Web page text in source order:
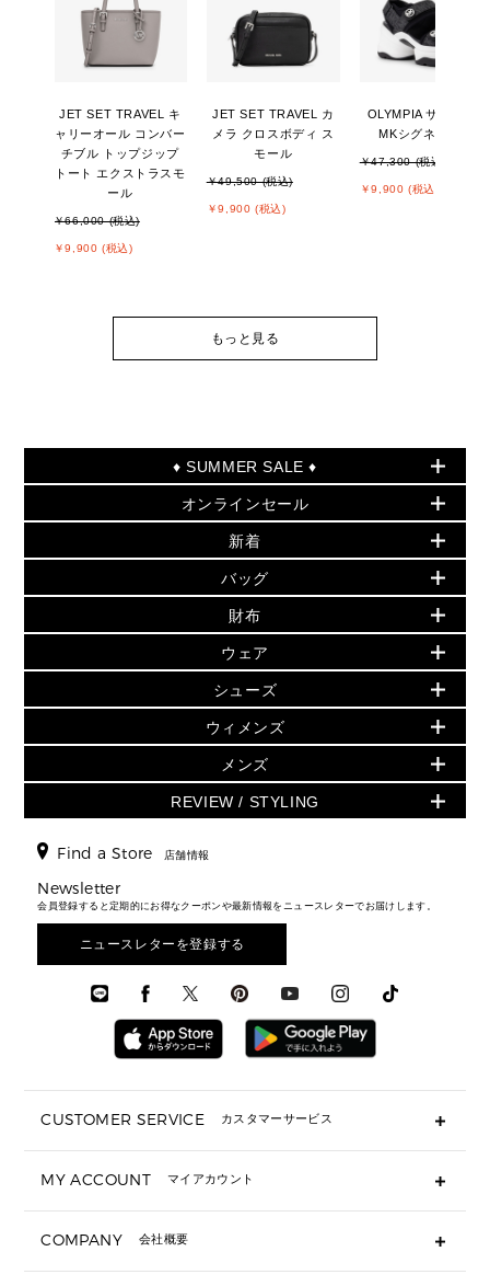
JET SET TRAVEL キ
ャリーオール コンバー
チブル トップジップ
トート エクストラスモ
ール
￥66,000 (税込)
￥9,900 (税込)
JET SET TRAVEL カ
メラ クロスボディ ス
モール
￥49,500 (税込)
￥9,900 (税込)
OLYMPIA サンダル -
MKシグネチャー
￥47,300 (税込)
￥9,900 (税込)
もっと見る
♦ SUMMER SALE ♦
セールおすすめアイテム
▶ ウィメンズ
バッグ
小物
シューズ・靴
ウェア
アクセサリー
時計
▶ メンズ
バッグ
ウェア
アクセサリー
オンラインセール
PRODUCT OF THE MONTH - 今月の特別価格
再値下げアイテム
追加アイテム
▶ ウィメンズすべて(ウェア・シューズ除く)
バッグ
財布・小物
ウェア
シューズ
時計・ジュエリー
アクセサリー
メンズ バッグ
メンズ 財布・小物
メンズ シューズ
メンズ ウェア
メンズ 時計・その他
新着
夏のスタイル
▶ すべて
▶ ウィメンズすべて
財布・小物
アクセサリー
フレグランス
シューズ
▶ メンズすべて
メンズ財布・小物
メンズアクセサリー
メンズウェア
バッグ
人気の定番アイテム
日本限定 - バッグ
▶ ウィメンズすべて
トートバッグ
ショルダーバッグ
クロスボディ・斜め掛け
トラベル
3 IN 1 / 2 IN 1 バッグ
▶ メンズすべて
財布
日本限定 - 財布・小物
▶ ウィメンズすべて
GREENWICH
折り財布(二つ折り・三つ折り)
長財布
▶ メンズすべて
ウェア
▶ ウィメンズすべて
トップス
スカート・パンツ
ジャケット・アウター
▶ メンズすべて
シューズ
▶ ウィメンズすべて
サンダル
スニーカー
▶ メンズすべて
ウィメンズ
人気の定番アイテム
▶ ウィメンズすべて
▶ バッグすべて
通勤・通学アイテム
3 IN 1 バッグ
ミニ財布・フラグメントケース
▶ 小物すべて
定期ケース・カードケース・名刺入れ
メンズ
▶ メンズすべて
財布・小物
時計・ジュエリー
アクセサリー
REVIEW / STYLING
エディターレビュー
Find a Store 店舗情報
Newsletter
会員登録すると定期的にお得なクーポンや最新情報をニュースレターでお届けします。
ニュースレターを登録する
CUSTOMER SERVICE カスタマーサービス
ギフト用にラッピングができますか？
ショッピングバッグを購入商品分送ってもらえますか？
注文後に完了メールが受信できないのですが？
MY ACCOUNT マイアカウント
COMPANY 会社概要